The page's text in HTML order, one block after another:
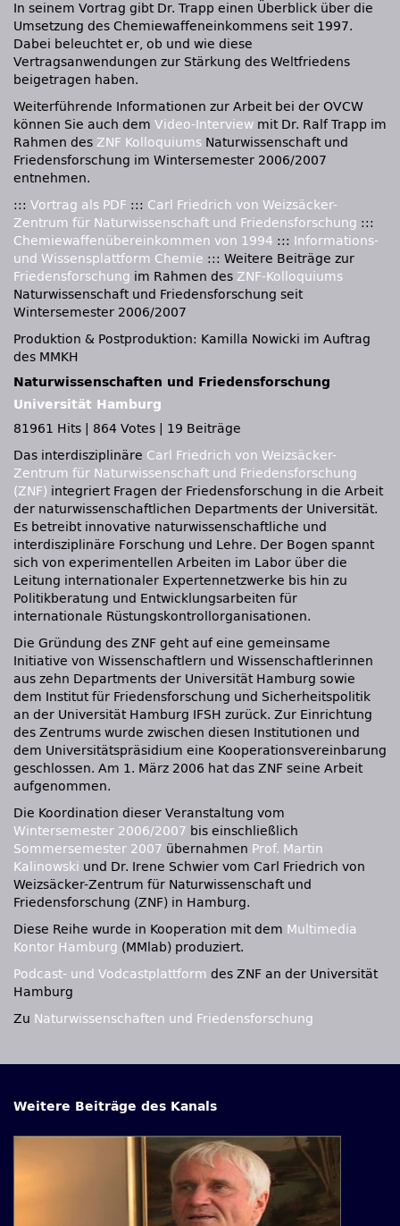
In seinem Vortrag gibt Dr. Trapp einen Überblick über die
Umsetzung des Chemiewaffeneinkommens seit 1997.
Dabei beleuchtet er, ob und wie diese
Vertragsanwendungen zur Stärkung des Weltfriedens
beigetragen haben.
Weiterführende Informationen zur Arbeit bei der OVCW
können Sie auch dem Video-Interview mit Dr. Ralf Trapp im
Rahmen des ZNF Kolloquiums Naturwissenschaft und
Friedensforschung im Wintersemester 2006/2007
entnehmen.
::: Vortrag als PDF ::: Carl Friedrich von Weizsäcker-
Zentrum für Naturwissenschaft und Friedensforschung :::
Chemiewaffenübereinkommen von 1994 ::: Informations-
und Wissensplattform Chemie ::: Weitere Beiträge zur
Friedensforschung im Rahmen des ZNF-Kolloquiums
Naturwissenschaft und Friedensforschung seit
Wintersemester 2006/2007
Produktion & Postproduktion: Kamilla Nowicki im Auftrag
des MMKH
Naturwissenschaften und Friedensforschung
Universität Hamburg
81961 Hits
864 Votes
19 Beiträge
Das interdisziplinäre Carl Friedrich von Weizsäcker-
Zentrum für Naturwissenschaft und Friedensforschung
(ZNF) integriert Fragen der Friedensforschung in die Arbeit
der naturwissenschaftlichen Departments der Universität.
Es betreibt innovative naturwissenschaftliche und
interdisziplinäre Forschung und Lehre. Der Bogen spannt
sich von experimentellen Arbeiten im Labor über die
Leitung internationaler Expertennetzwerke bis hin zu
Politikberatung und Entwicklungsarbeiten für
internationale Rüstungskontrollorganisationen.
Die Gründung des ZNF geht auf eine gemeinsame
Initiative von Wissenschaftlern und Wissenschaftlerinnen
aus zehn Departments der Universität Hamburg sowie
dem Institut für Friedensforschung und Sicherheitspolitik
an der Universität Hamburg IFSH zurück. Zur Einrichtung
des Zentrums wurde zwischen diesen Institutionen und
dem Universitätspräsidium eine Kooperationsvereinbarung
geschlossen. Am 1. März 2006 hat das ZNF seine Arbeit
aufgenommen.
Die Koordination dieser Veranstaltung vom
Wintersemester 2006/2007 bis einschließlich
Sommersemester 2007 übernahmen Prof. Martin
Kalinowski und Dr. Irene Schwier vom Carl Friedrich von
Weizsäcker-Zentrum für Naturwissenschaft und
Friedensforschung (ZNF) in Hamburg.
Diese Reihe wurde in Kooperation mit dem Multimedia
Kontor Hamburg (MMlab) produziert.
Podcast- und Vodcastplattform des ZNF an der Universität
Hamburg
Zu Naturwissenschaften und Friedensforschung
Weitere Beiträge des Kanals